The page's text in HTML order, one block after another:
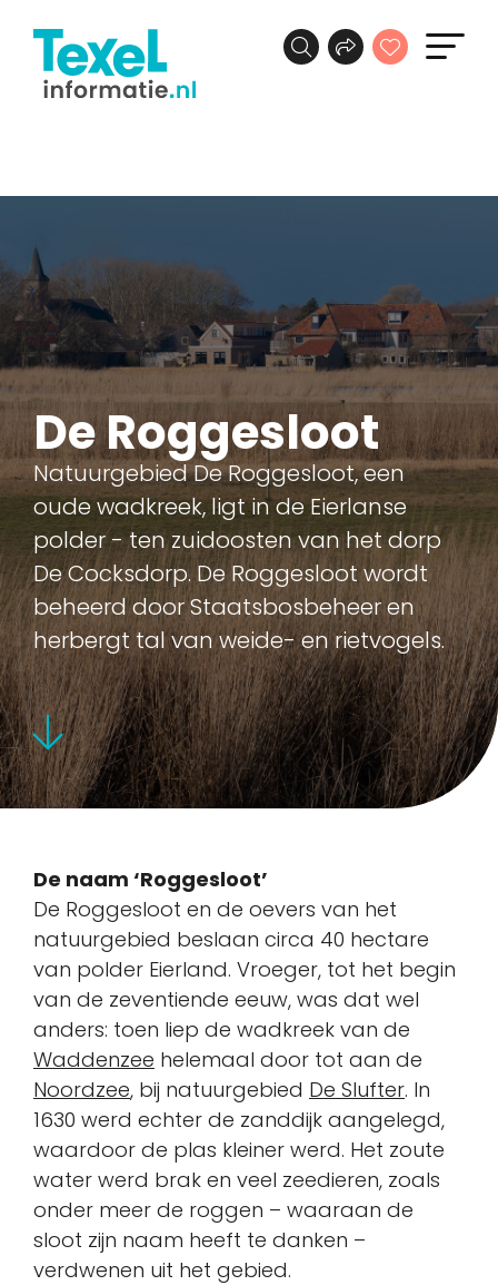
De Roggesloot
Natuurgebied De Roggesloot, een
oude wadkreek, ligt in de Eierlanse
polder - ten zuidoosten van het dorp
De Cocksdorp. De Roggesloot wordt
beheerd door Staatsbosbeheer en
herbergt tal van weide- en rietvogels.
De naam ‘Roggesloot’
De Roggesloot en de oevers van het
natuurgebied beslaan circa 40 hectare
van polder Eierland. Vroeger, tot het begin
van de zeventiende eeuw, was dat wel
anders: toen liep de wadkreek van de
Waddenzee helemaal door tot aan de
Noordzee, bij natuurgebied De Slufter. In
1630 werd echter de zanddijk aangelegd,
waardoor de plas kleiner werd. Het zoute
water werd brak en veel zeedieren, zoals
onder meer de roggen – waaraan de
sloot zijn naam heeft te danken –
verdwenen uit het gebied.